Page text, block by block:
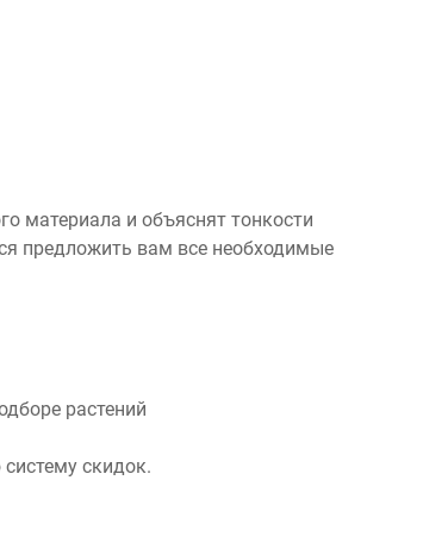
материала и объяснят тонкости
предложить вам все необходимые
растений
скидок.